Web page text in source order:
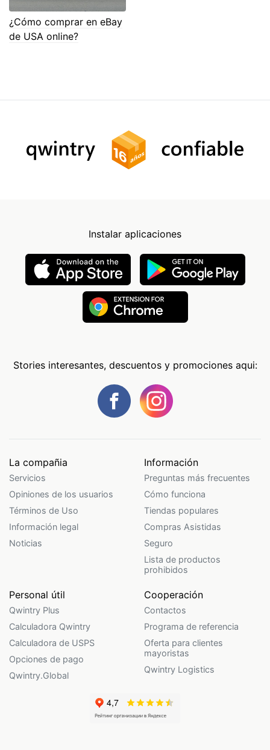
¿Cómo comprar en eBay
de USA online?
Instalar aplicaciones
Stories interesantes, descuentos y promociones aqui:
La compañia
Servicios
Opiniones de los usuarios
Términos de Uso
Información legal
Noticias
Información
Preguntas más frecuentes
Cómo funciona
Tiendas populares
Compras Asistidas
Seguro
Lista de productos
prohibidos
Personal útil
Qwintry Plus
Calculadora Qwintry
Calculadora de USPS
Opciones de pago
Qwintry.Global
Cooperación
Contactos
Programa de referencia
Oferta para clientes
mayoristas
Qwintry Logistics